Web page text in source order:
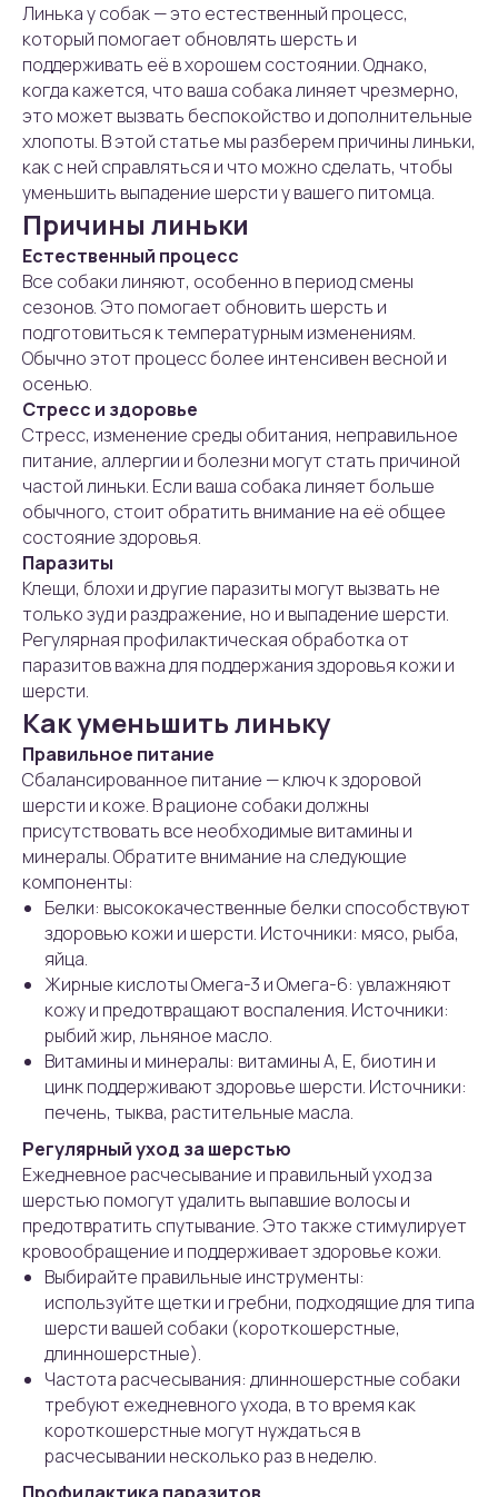
Линька у собак — это естественный процесс,
который помогает обновлять шерсть и
поддерживать её в хорошем состоянии. Однако,
когда кажется, что ваша собака линяет чрезмерно,
это может вызвать беспокойство и дополнительные
хлопоты. В этой статье мы разберем причины линьки,
как с ней справляться и что можно сделать, чтобы
уменьшить выпадение шерсти у вашего питомца.
Причины линьки
Естественный процесс
Все собаки линяют, особенно в период смены
сезонов. Это помогает обновить шерсть и
подготовиться к температурным изменениям.
Обычно этот процесс более интенсивен весной и
осенью.
Стресс и здоровье
Стресс, изменение среды обитания, неправильное
питание, аллергии и болезни могут стать причиной
частой линьки. Если ваша собака линяет больше
обычного, стоит обратить внимание на её общее
состояние здоровья.
Паразиты
Клещи, блохи и другие паразиты могут вызвать не
только зуд и раздражение, но и выпадение шерсти.
Регулярная профилактическая обработка от
паразитов важна для поддержания здоровья кожи и
шерсти.
Как уменьшить линьку
Правильное питание
Сбалансированное питание — ключ к здоровой
шерсти и коже. В рационе собаки должны
присутствовать все необходимые витамины и
минералы. Обратите внимание на следующие
компоненты:
Белки: высококачественные белки способствуют
здоровью кожи и шерсти. Источники: мясо, рыба,
яйца.
Жирные кислоты Омега-3 и Омега-6: увлажняют
кожу и предотвращают воспаления. Источники:
рыбий жир, льняное масло.
Витамины и минералы: витамины А, Е, биотин и
цинк поддерживают здоровье шерсти. Источники:
печень, тыква, растительные масла.
Регулярный уход за шерстью
Ежедневное расчесывание и правильный уход за
шерстью помогут удалить выпавшие волосы и
предотвратить спутывание. Это также стимулирует
кровообращение и поддерживает здоровье кожи.
Выбирайте правильные инструменты:
используйте щетки и гребни, подходящие для типа
шерсти вашей собаки (короткошерстные,
длинношерстные).
Частота расчесывания: длинношерстные собаки
требуют ежедневного ухода, в то время как
короткошерстные могут нуждаться в
расчесывании несколько раз в неделю.